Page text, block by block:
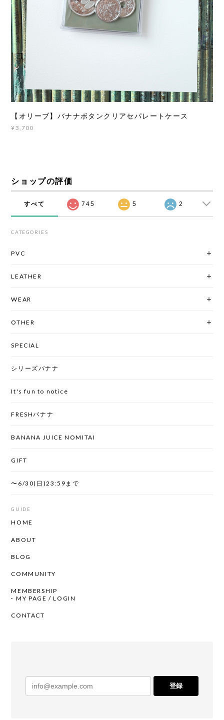
【オリーブ】バナナボタンクリアセパレートケース
¥3,700
ショップの評価
すべて 745 5 2
CATEGORIES
PVC
LEATHER
WEAR
OTHER
SPECIAL
シリーズバナナ
It's fun to notice
FRESHバナナ
BANANA JUICE NOMITAI
GIFT
〜6/30(日)23:59まで
GUIDE
HOME
ABOUT
BLOG
COMMUNITY
MEMBERSHIP
MY PAGE / LOGIN
CONTACT
登録